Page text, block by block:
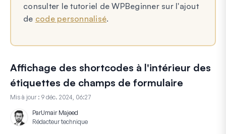
consulter le tutoriel de WPBeginner sur l'ajout
de code personnalisé.
Affichage des shortcodes à l'intérieur des
étiquettes de champs de formulaire
Mis à jour : 9 déc. 2024, 06:27
ParUmair Majeed
Rédacteur technique